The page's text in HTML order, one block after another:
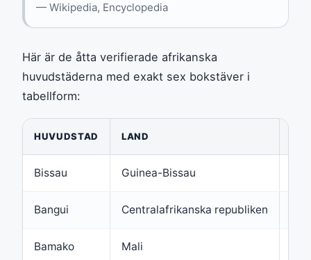
— Wikipedia, Encyclopedia
Här är de åtta verifierade afrikanska
huvudstäderna med exakt sex bokstäver i
tabellform:
HUVUDSTAD LAND
Bissau Guinea-Bissau
Bangui Centralafrikanska republiken
Bamako Mali